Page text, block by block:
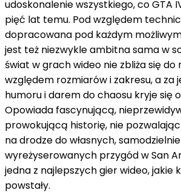
udoskonalenie wszystkiego, co GTA
pięć lat temu. Pod względem
dopracowana pod każdym
jest też niezwykle ambitna sama w
świat w grach wideo nie zbliża się do
względem rozmiarów i zakresu, a za
humoru i darem do chaosu kryje się
Opowiada fascynującą,
prowokującą historię, nie
na drodze do własnych, samodzielnie
wyreżyserowanych przygód w San
jedna z najlepszych gier wideo, jakie
powstały.